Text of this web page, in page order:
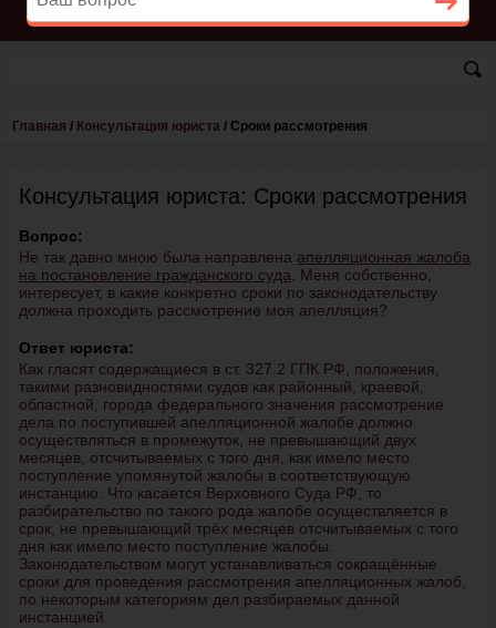
КОНСУЛЬТАЦИЯ ЮРИСТА
Главная / Консультация юриста / Сроки рассмотрения
Консультация юриста: Сроки рассмотрения
Вопрос:
Не так давно мною была направлена апелляционная жалоба
на постановление гражданского суда. Меня собственно,
интересует, в какие конкретно сроки по законодательству
должна проходить рассмотрение моя апелляция?
Ответ юриста:
Как гласят содержащиеся в ст. 327.2 ГПК РФ, положения,
такими разновидностями судов как районный, краевой,
областной, города федерального значения рассмотрение
дела по поступившей апелляционной жалобе должно
осуществляться в промежуток, не превышающий двух
месяцев, отсчитываемых с того дня, как имело место
поступление упомянутой жалобы в соответствующую
инстанцию. Что касается Верховного Суда РФ, то
разбирательство по такого рода жалобе осуществляется в
срок, не превышающий трёх месяцев отсчитываемых с того
дня как имело место поступление жалобы.
Законодательством могут устанавливаться сокращённые
сроки для проведения рассмотрения апелляционных жалоб,
по некоторым категориям дел разбираемых данной
инстанцией.